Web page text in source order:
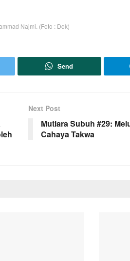
Najmi. (Foto : Dok)
Send
Next Post
Mutiara Subuh #29:
Cahaya Takwa